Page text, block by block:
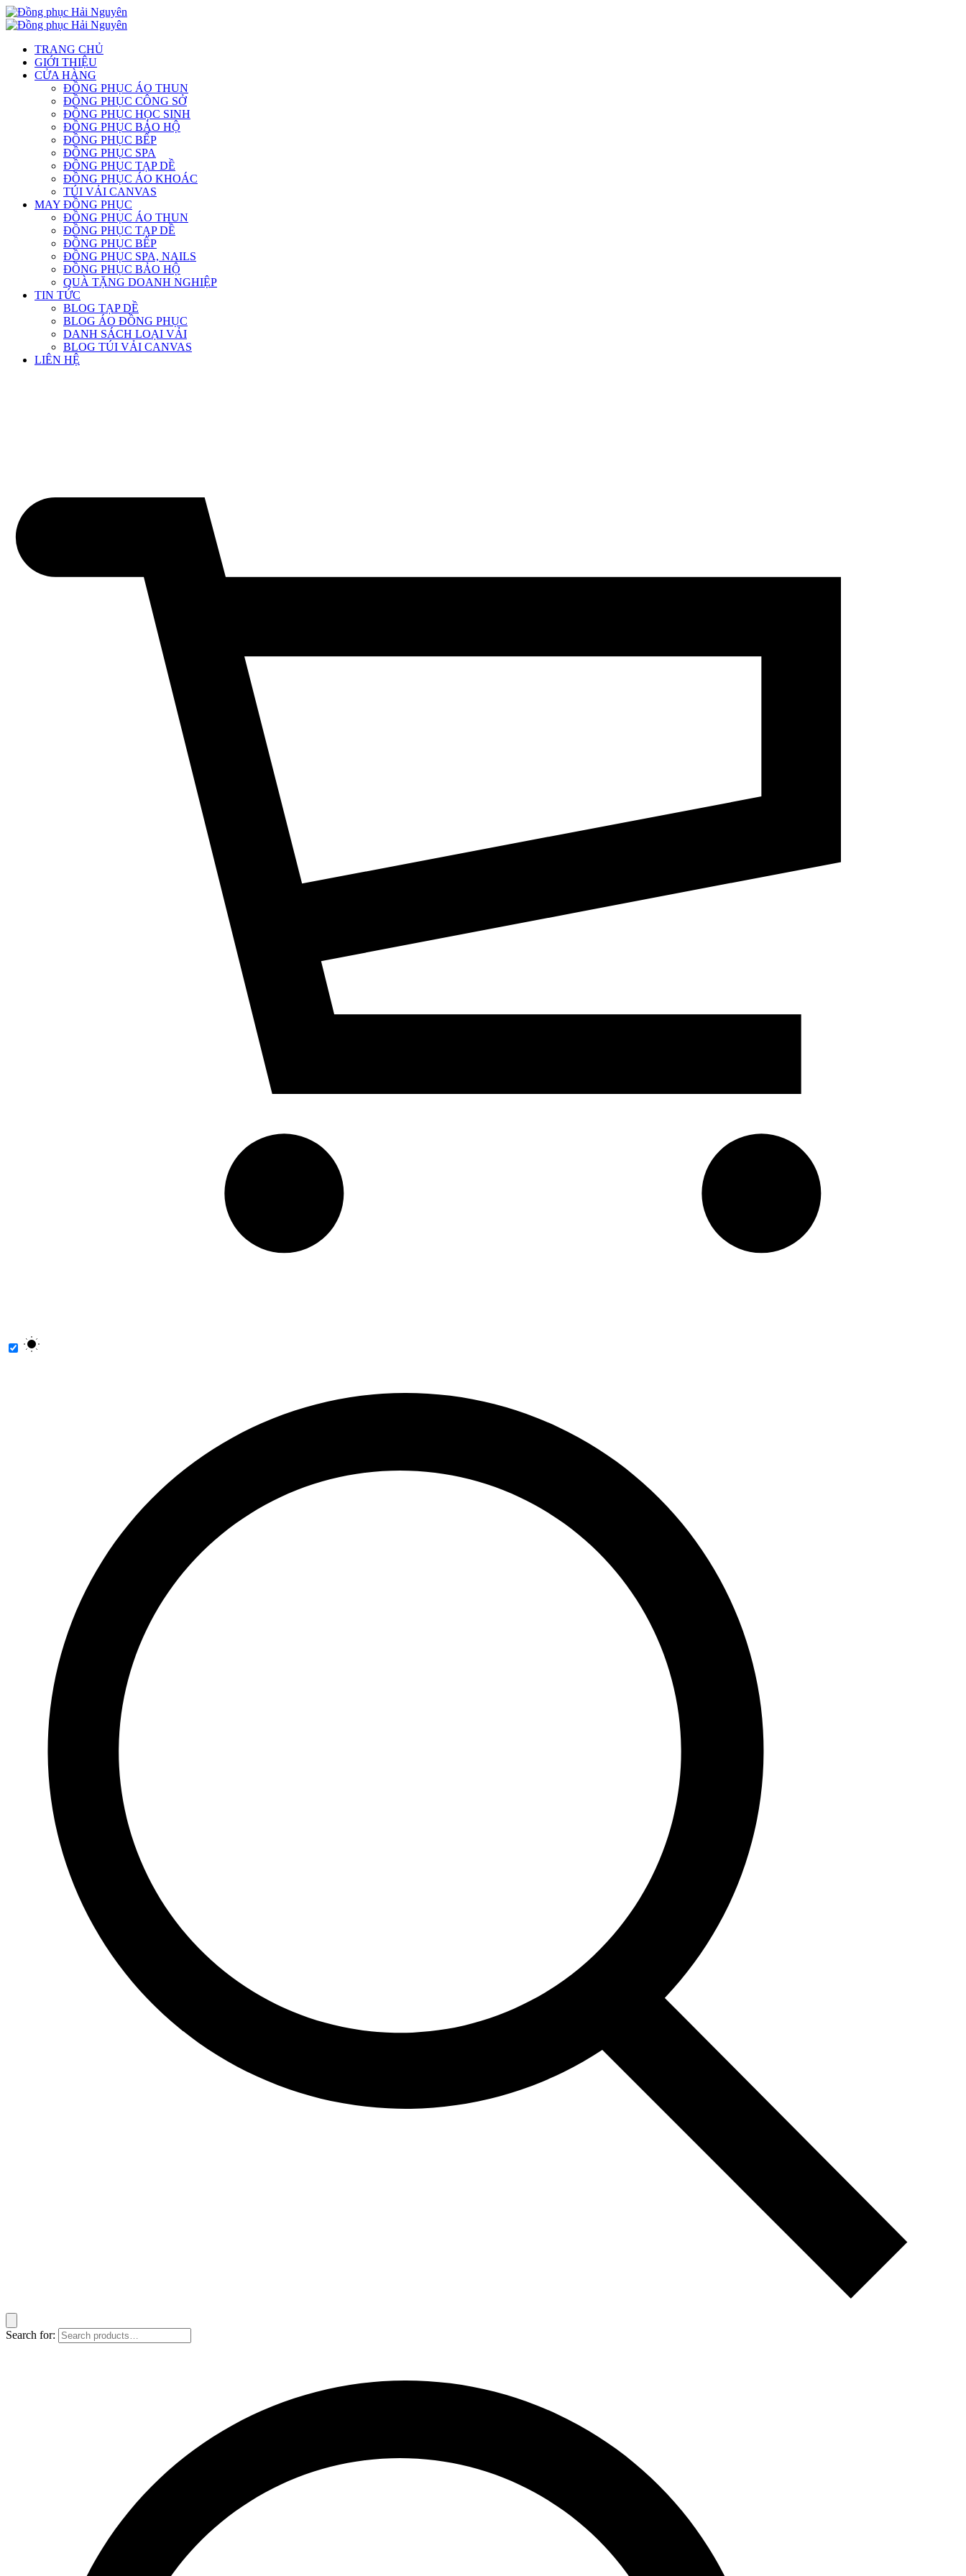
TRANG CHỦ
GIỚI THIỆU
CỬA HÀNG
ĐỒNG PHỤC ÁO THUN
ĐỒNG PHỤC CÔNG SỞ
ĐỒNG PHỤC HỌC SINH
ĐỒNG PHỤC BẢO HỘ
ĐỒNG PHỤC BẾP
ĐỒNG PHỤC SPA
ĐỒNG PHỤC TẠP DỀ
ĐỒNG PHỤC ÁO KHOÁC
TÚI VẢI CANVAS
MAY ĐỒNG PHỤC
ĐỒNG PHỤC ÁO THUN
ĐỒNG PHỤC TẠP DỀ
ĐỒNG PHỤC BẾP
ĐỒNG PHỤC SPA, NAILS
ĐỒNG PHỤC BẢO HỘ
QUÀ TẶNG DOANH NGHIỆP
TIN TỨC
BLOG TẠP DỀ
BLOG ÁO ĐỒNG PHỤC
DANH SÁCH LOẠI VẢI
BLOG TÚI VẢI CANVAS
LIÊN HỆ
Search for: